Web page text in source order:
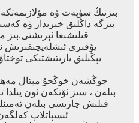
بىزنىڭ سۈپەت ۋە
بىزگە داڭلىق خېرىدار ۋە
قىلىشىغا ئېرىشتى.بىز
يۇقىرى ئىشلەپچىقىرىش
يېڭىلىق يارىتىشتىكى
جوڭشەن خوڭجۇ مېتال
بىلەن ، سىز ئۆتكەن ئون
قىلىش چارىسى بىلەن
ئىسپاتلاپ